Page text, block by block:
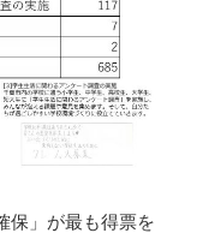
保」が最も得票を